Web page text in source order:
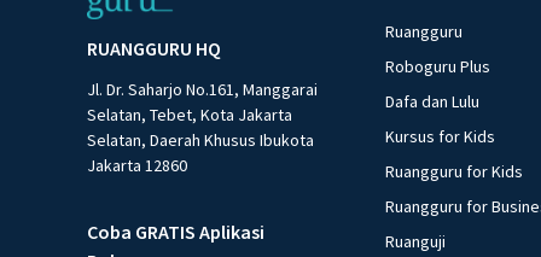
RUANGGURU HQ
Jl. Dr. Saharjo No.161, Manggarai
Selatan, Tebet, Kota Jakarta
Selatan, Daerah Khusus Ibukota
Jakarta 12860
Coba GRATIS Aplikasi
Ruangguru
Roboguru Plus
Dafa dan Lulu
Kursus for Kids
Ruangguru for Kids
Ruangguru for
Ruanguji